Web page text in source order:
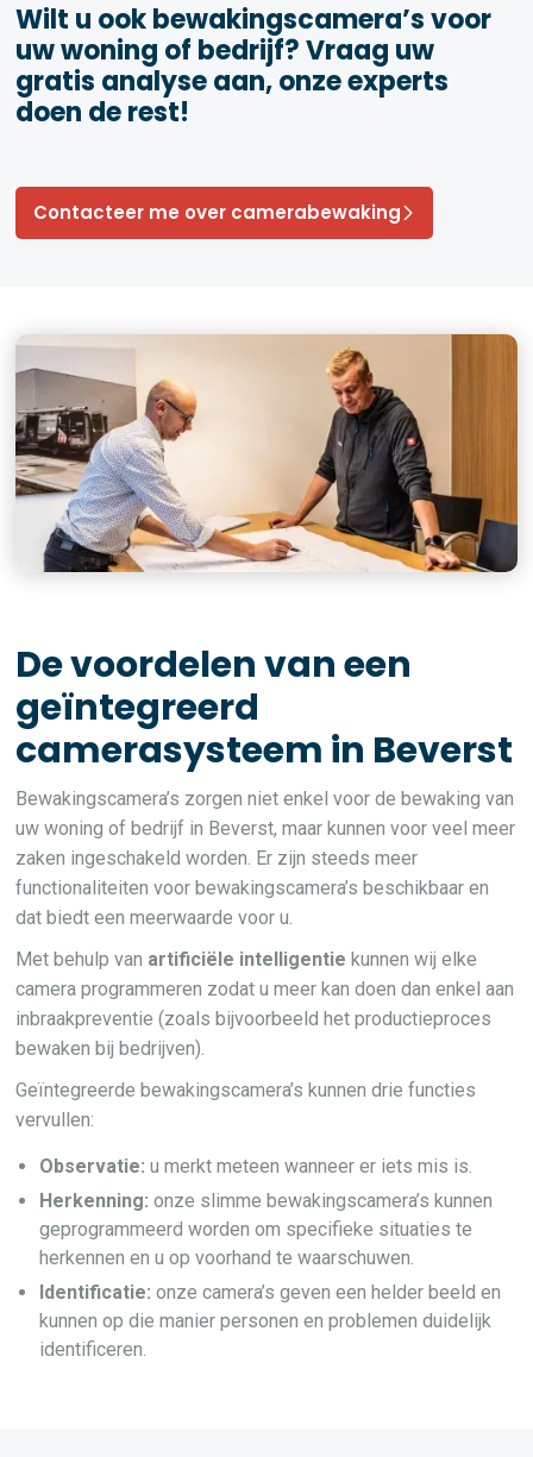
Wilt u ook bewakingscamera’s voor
uw woning of bedrijf? Vraag uw
gratis analyse aan, onze experts
doen de rest!
Contacteer me over camerabewaking
De voordelen van een
geïntegreerd
camerasysteem in Beverst
Bewakingscamera’s zorgen niet enkel voor de bewaking van
uw woning of bedrijf in Beverst, maar kunnen voor veel meer
zaken ingeschakeld worden. Er zijn steeds meer
functionaliteiten voor bewakingscamera’s beschikbaar en
dat biedt een meerwaarde voor u.
Met behulp van artificiële intelligentie kunnen wij elke
camera programmeren zodat u meer kan doen dan enkel aan
inbraakpreventie (zoals bijvoorbeeld het productieproces
bewaken bij bedrijven).
Geïntegreerde bewakingscamera’s kunnen drie functies
vervullen:
Observatie: u merkt meteen wanneer er iets mis is.
Herkenning: onze slimme bewakingscamera’s kunnen
geprogrammeerd worden om specifieke situaties te
herkennen en u op voorhand te waarschuwen.
Identificatie: onze camera’s geven een helder beeld en
kunnen op die manier personen en problemen duidelijk
identificeren.